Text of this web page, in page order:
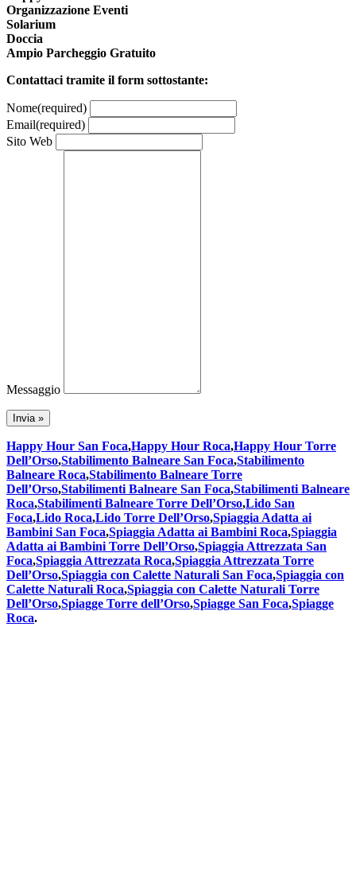
Organizzazione Eventi
Solarium
Doccia
Ampio Parcheggio Gratuito
Contattaci tramite il form sottostante:
Nome(required)
Email(required)
Sito Web
Messaggio
Happy Hour San Foca,Happy Hour Roca,Happy Hour Torre
Dell’Orso,Stabilimento Balneare San Foca,Stabilimento
Balneare Roca,Stabilimento Balneare Torre
Dell’Orso,Stabilimenti Balneare San Foca,Stabilimenti Balneare
Roca,Stabilimenti Balneare Torre Dell’Orso,Lido San
Foca,Lido Roca,Lido Torre Dell’Orso,Spiaggia Adatta ai
Bambini San Foca,Spiaggia Adatta ai Bambini Roca,Spiaggia
Adatta ai Bambini Torre Dell’Orso,Spiaggia Attrezzata San
Foca,Spiaggia Attrezzata Roca,Spiaggia Attrezzata Torre
Dell’Orso,Spiaggia con Calette Naturali San Foca,Spiaggia con
Calette Naturali Roca,Spiaggia con Calette Naturali Torre
Dell’Orso,Spiagge Torre dell’Orso,Spiagge San Foca,Spiagge
Roca.